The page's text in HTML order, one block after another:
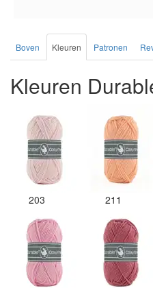
Boven Kleuren Patronen
Kleuren
203 211